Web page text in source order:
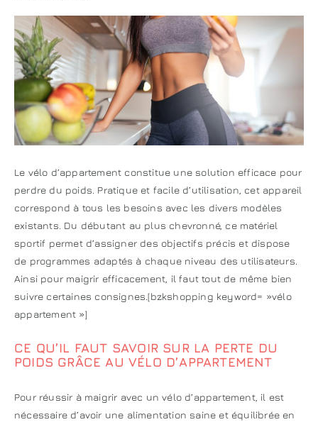
Le vélo d’appartement constitue une solution efficace pour
perdre du poids. Pratique et facile d’utilisation, cet appareil
correspond à tous les besoins avec les divers modèles
existants. Du débutant au plus chevronné, ce matériel
sportif permet d’assigner des objectifs précis et dispose
de programmes adaptés à chaque niveau des utilisateurs.
Ainsi pour maigrir efficacement, il faut tout de même bien
suivre certaines consignes.[bzkshopping keyword= »vélo
appartement »]
CE QU’IL FAUT SAVOIR SUR LA PERTE DU
POIDS GRÂCE AU VÉLO D’APPARTEMENT
Pour réussir à maigrir avec un vélo d’appartement, il est
nécessaire d’avoir une alimentation saine et équilibrée en